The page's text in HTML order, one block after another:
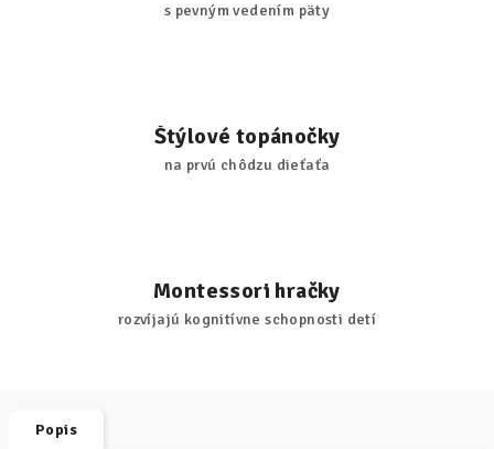
s pevným vedením päty
Štýlové topánočky
na prvú chôdzu dieťaťa
Montessori hračky
rozvíjajú kognitívne schopnosti detí
Popis